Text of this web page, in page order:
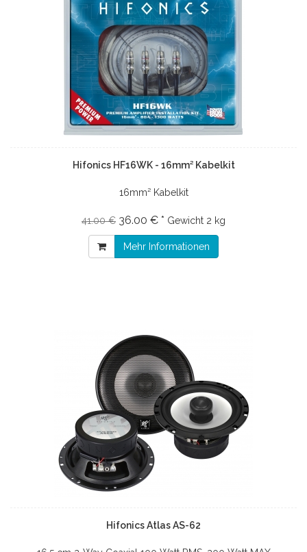
Hifonics HF16WK - 16mm² Kabelkit
16mm² Kabelkit
41.00 € 36.00 € * Gewicht 2 kg
Mehr Informationen
Hifonics Atlas AS-62